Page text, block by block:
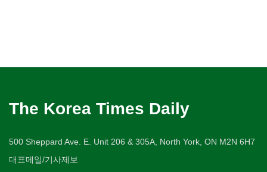
The Korea Times Daily
500 Sheppard Ave. E. Unit 206 & 305A, North York, ON M2N 6H7
대표메일/기사제보